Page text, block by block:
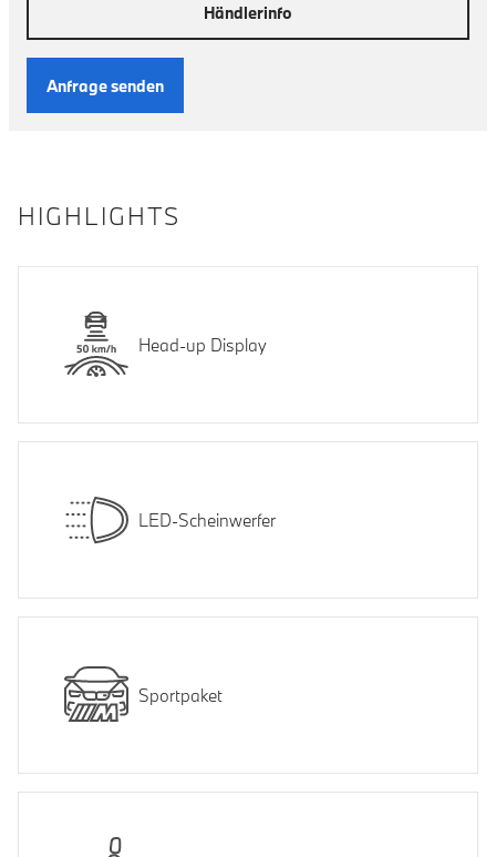
Händlerinfo
Anfrage senden
HIGHLIGHTS
Head-up Display
LED-Scheinwerfer
Sportpaket